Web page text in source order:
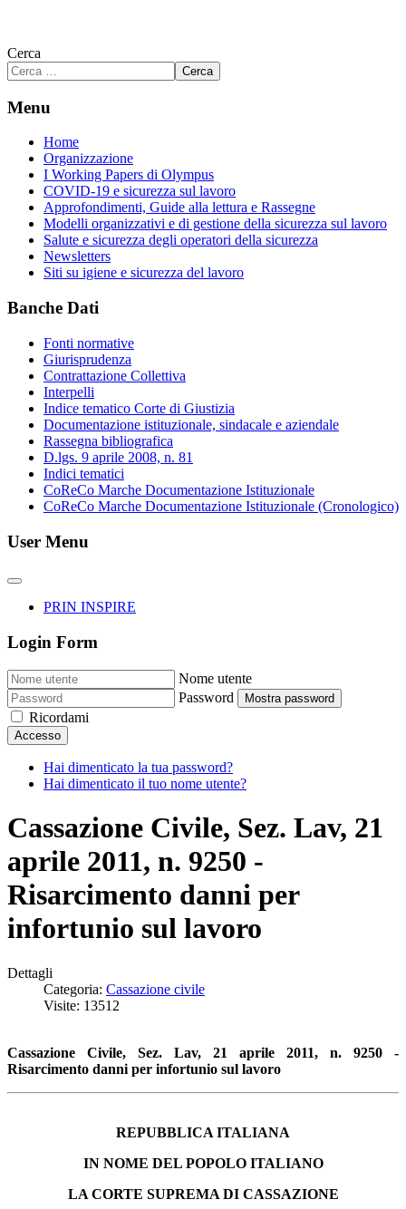
Cerca
Cerca
Menu
Home
Organizzazione
I Working Papers di Olympus
COVID-19 e sicurezza sul lavoro
Approfondimenti, Guide alla lettura e Rassegne
Modelli organizzativi e di gestione della sicurezza sul lavoro
Salute e sicurezza degli operatori della sicurezza
Newsletters
Siti su igiene e sicurezza del lavoro
Banche Dati
Fonti normative
Giurisprudenza
Contrattazione Collettiva
Interpelli
Indice tematico Corte di Giustizia
Documentazione istituzionale, sindacale e aziendale
Rassegna bibliografica
D.lgs. 9 aprile 2008, n. 81
Indici tematici
CoReCo Marche Documentazione Istituzionale
CoReCo Marche Documentazione Istituzionale (Cronologico)
User Menu
PRIN INSPIRE
Login Form
Nome utente
Password
Mostra password
Ricordami
Accesso
Hai dimenticato la tua password?
Hai dimenticato il tuo nome utente?
Cassazione Civile, Sez. Lav, 21
aprile 2011, n. 9250 -
Risarcimento danni per
infortunio sul lavoro
Dettagli
Categoria: Cassazione civile
Visite: 13512
Cassazione Civile, Sez. Lav, 21 aprile 2011, n. 9250 -
Risarcimento danni per infortunio sul lavoro
REPUBBLICA ITALIANA
IN NOME DEL POPOLO ITALIANO
LA CORTE SUPREMA DI CASSAZIONE